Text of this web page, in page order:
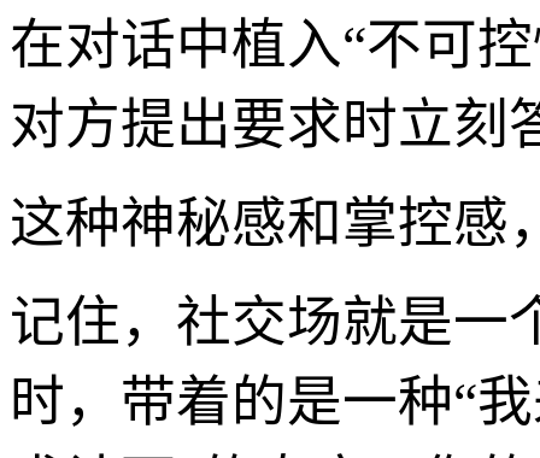
在对话中植入“不可
对方提出要求时立刻
这种神秘感和掌控感
记住，社交场就是一
时，带着的是一种“